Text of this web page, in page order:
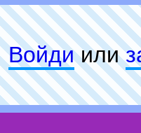
Войдиили